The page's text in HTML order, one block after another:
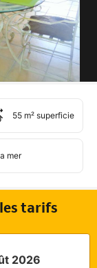
55 m² superficie
mer
tarifs
2026